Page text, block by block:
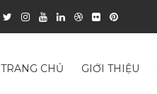
TRANG CHỦ GIỚI THIỆU